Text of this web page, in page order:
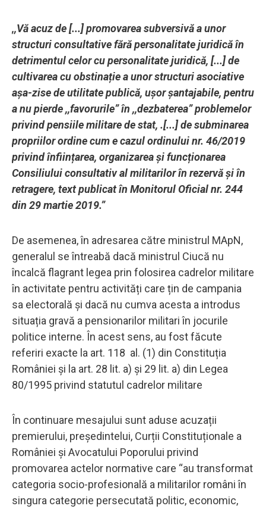
,,Vă acuz de [...] promovarea subversivă a unor
structuri consultative fără personalitate juridică în
detrimentul celor cu personalitate juridică, [...] de
cultivarea cu obstinație a unor structuri asociative
așa-zise de utilitate publică, ușor șantajabile, pentru
a nu pierde ,,favorurile” în ,,dezbaterea” problemelor
privind pensiile militare de stat, .[...] de subminarea
propriilor ordine cum e cazul ordinului nr. 46/2019
privind înființarea, organizarea și funcționarea
Consiliului consultativ al militarilor în rezervă și în
retragere, text publicat în Monitorul Oficial nr. 244
din 29 martie 2019.”
De asemenea, în adresarea către ministrul MApN,
generalul se întreabă dacă ministrul Ciucă nu
încalcă flagrant legea prin folosirea cadrelor militare
în activitate pentru activități care țin de campania
sa electorală și dacă nu cumva acesta a introdus
situația gravă a pensionarilor militari în jocurile
politice interne. În acest sens, au fost făcute
referiri exacte la art. 118 al. (1) din Constituția
României și la art. 28 lit. a) și 29 lit. a) din Legea
80/1995 privind statutul cadrelor militare
În continuare mesajului sunt aduse acuzații
premierului, președintelui, Curții Constituționale a
României și Avocatului Poporului privind
promovarea actelor normative care “au transformat
categoria socio-profesională a militarilor români în
singura categorie persecutată politic, economic,